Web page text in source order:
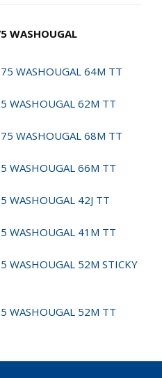
WASHOUGAL
WASHOUGAL 64M TT
WASHOUGAL 62M TT
WASHOUGAL 68M TT
WASHOUGAL 66M TT
WASHOUGAL 42J TT
WASHOUGAL 41M TT
WASHOUGAL 52M STICKY
WASHOUGAL 52M TT